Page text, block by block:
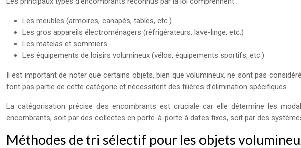
Les meubles (armoires, canapés, tables, etc.)
Les gros appareils électroménagers (réfrigérateurs, lave-linge, etc.)
Les matelas et sommiers
Les équipements de loisirs volumineux (vélos, équipements sportifs, etc.)
Il est important de noter que certains objets, bien que volumineux, ne sont pas
font pas partie de cette catégorie et nécessitent des filières d’élimination spécifiques.
La catégorisation précise des encombrants est cruciale car elle détermine les
encombrants, soit par des collectes en porte-à-porte à dates fixes, soit par des
Méthodes de tri sélectif pour les objets